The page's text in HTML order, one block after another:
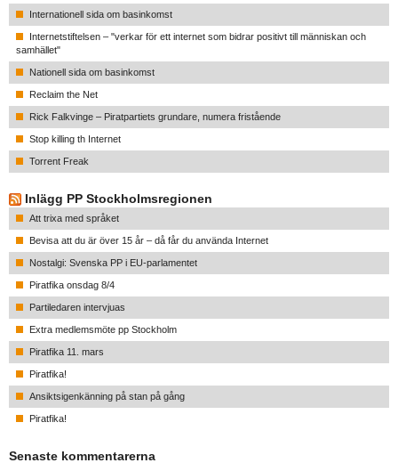
Internationell sida om basinkomst
Internetstiftelsen – "verkar för ett internet som bidrar positivt till människan och
samhället"
Nationell sida om basinkomst
Reclaim the Net
Rick Falkvinge – Piratpartiets grundare, numera fristående
Stop killing th Internet
Torrent Freak
Inlägg PP Stockholmsregionen
Att trixa med språket
Bevisa att du är över 15 år – då får du använda Internet
Nostalgi: Svenska PP i EU-parlamentet
Piratfika onsdag 8/4
Partiledaren intervjuas
Extra medlemsmöte pp Stockholm
Piratfika 11. mars
Piratfika!
Ansiktsigenkänning på stan på gång
Piratfika!
Senaste kommentarerna